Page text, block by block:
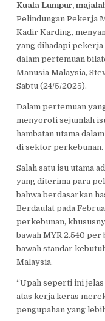
Kuala Lumpur,
Pelindungan Pekerja
Kadir Karding,
yang dihadapi
dalam pertemuan
Manusia Malaysia,
Sabtu (24/5/2025).
Dalam pertemuan
menyoroti sejumlah
hambatan utama
di sektor perkebunan.
Salah satu isu utama
yang diterima para
bahwa berdasarkan
Berdaulat pada
perkebunan,
bawah MYR 2.540
bawah standar
Malaysia.
“Upah seperti ini
atas kerja keras
pengupahan yang